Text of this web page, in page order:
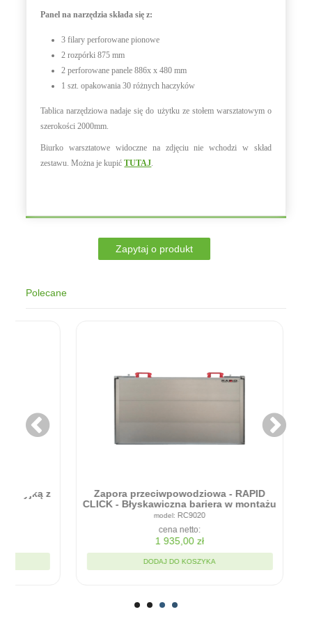
Panel na narzędzia składa się z:
3 filary perforowane pionowe
2 rozpórki 875 mm
2 perforowane panele 886x x 480 mm
1 szt. opakowania 30 różnych haczyków
Tablica narzędziowa nadaje się do użytku ze stołem warsztatowym o
szerokości 2000mm.
Biurko warsztatowe widoczne na zdjęciu nie wchodzi w skład
zestawu. Można je kupićTUTAJ.
Polecane
przeciwpowodziowa - RAPID
- Błyskawiczna bariera w montażu